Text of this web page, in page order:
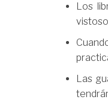
Los
Las